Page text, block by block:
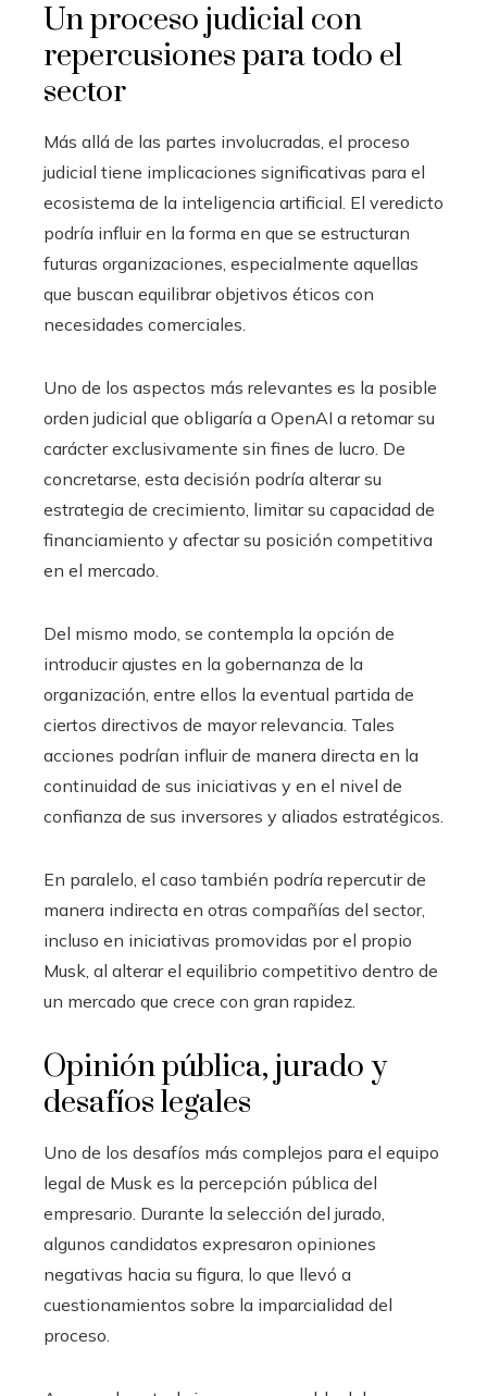
Un proceso judicial con
repercusiones para todo el
sector
Más allá de las partes involucradas, el proceso
judicial tiene implicaciones significativas para el
ecosistema de la inteligencia artificial. El veredicto
podría influir en la forma en que se estructuran
futuras organizaciones, especialmente aquellas
que buscan equilibrar objetivos éticos con
necesidades comerciales.
Uno de los aspectos más relevantes es la posible
orden judicial que obligaría a OpenAI a retomar su
carácter exclusivamente sin fines de lucro. De
concretarse, esta decisión podría alterar su
estrategia de crecimiento, limitar su capacidad de
financiamiento y afectar su posición competitiva
en el mercado.
Del mismo modo, se contempla la opción de
introducir ajustes en la gobernanza de la
organización, entre ellos la eventual partida de
ciertos directivos de mayor relevancia. Tales
acciones podrían influir de manera directa en la
continuidad de sus iniciativas y en el nivel de
confianza de sus inversores y aliados estratégicos.
En paralelo, el caso también podría repercutir de
manera indirecta en otras compañías del sector,
incluso en iniciativas promovidas por el propio
Musk, al alterar el equilibrio competitivo dentro de
un mercado que crece con gran rapidez.
Opinión pública, jurado y
desafíos legales
Uno de los desafíos más complejos para el equipo
legal de Musk es la percepción pública del
empresario. Durante la selección del jurado,
algunos candidatos expresaron opiniones
negativas hacia su figura, lo que llevó a
cuestionamientos sobre la imparcialidad del
proceso.